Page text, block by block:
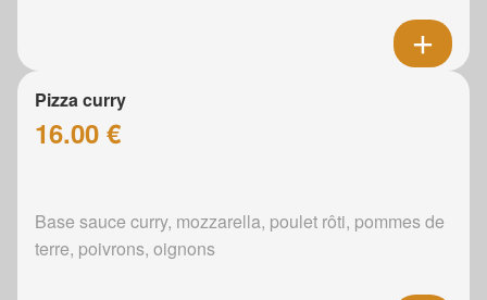
Pizza curry
16.00 €
Base sauce curry, mozzarella, poulet rôti, pommes de
terre, poivrons, oignons